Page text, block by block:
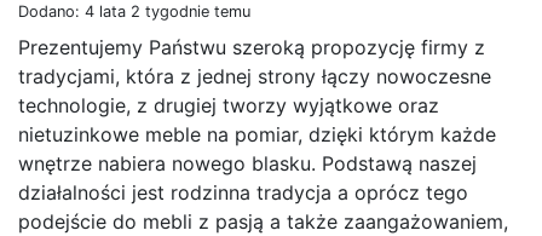
Dodano: 4 lata 2 tygodnie temu
Prezentujemy Państwu szeroką propozycję firmy z
tradycjami, która z jednej strony łączy nowoczesne
technologie, z drugiej tworzy wyjątkowe oraz
nietuzinkowe meble na pomiar, dzięki którym każde
wnętrze nabiera nowego blasku. Podstawą naszej
działalności jest rodzinna tradycja a oprócz tego
podejście do mebli z pasją a także zaangażowaniem,